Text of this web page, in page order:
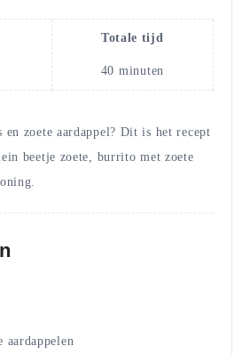
Totale tijd
40 minuten
en zoete aardappel? Dit is het recept
beetje zoete, burrito met zoete
aardappelen